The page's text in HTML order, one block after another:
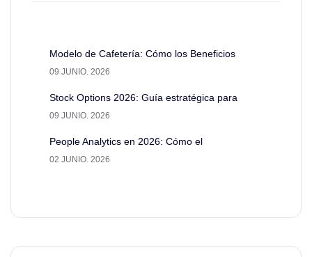
Modelo de Cafetería: Cómo los Beneficios
09 JUNIO. 2026
Stock Options 2026: Guía estratégica para
09 JUNIO. 2026
People Analytics en 2026: Cómo el
02 JUNIO. 2026